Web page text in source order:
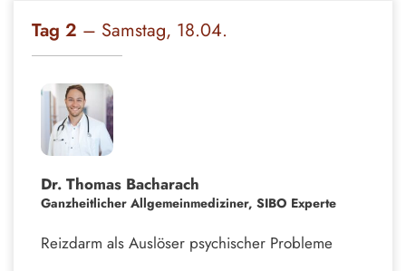
Tag 2 – Samstag, 18.04.
Dr. Thomas Bacharach
Ganzheitlicher Allgemeinmediziner, SIBO Experte
Reizdarm als Auslöser psychischer Probleme